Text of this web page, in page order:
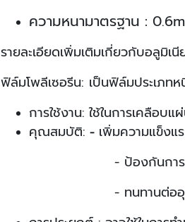
ความหนามาตรฐาน :
รายละเอียดเพิ่มเติมเกี่ยวกับอลูมิเ
ฟิล์มโพลีเซอรีน: เป็นฟิล์มประเภท
การใช้งาน: ใช้ในการเคลือบ
คุณสมบัติ: - เพิ่มความแข็งแ
- ป้องกันการกัดกร่อน
- ทนทานต่ออุณหภูมิ